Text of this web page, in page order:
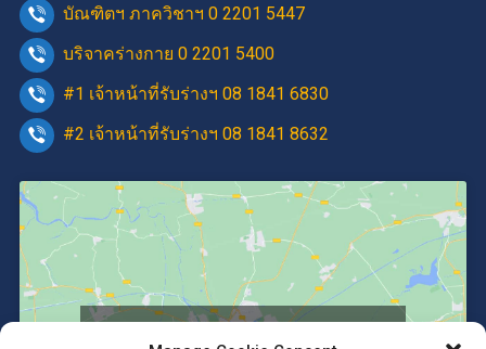
บัณฑิตฯ ภาควิชาฯ 0 2201 5447
บริจาคร่างกาย 0 2201 5400
#1 เจ้าหน้าที่รับร่างฯ 08 1841 6830
#2 เจ้าหน้าที่รับร่างฯ 08 1841 8632